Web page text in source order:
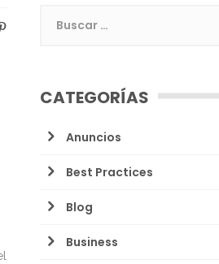
CATEGORÍAS
Anuncios
Best Practices
Blog
Business